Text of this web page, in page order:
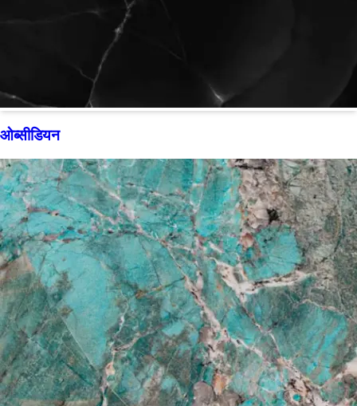
ओब्सीडियन